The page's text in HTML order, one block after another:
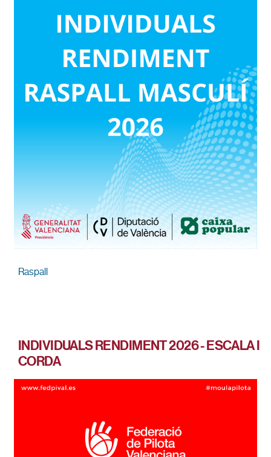
Raspall
INDIVIDUALS RENDIMENT 2026 - ESCALA I
CORDA